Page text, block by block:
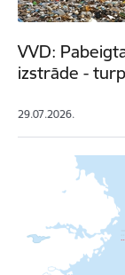
VVD:
izstrāde -
29.07.2026.